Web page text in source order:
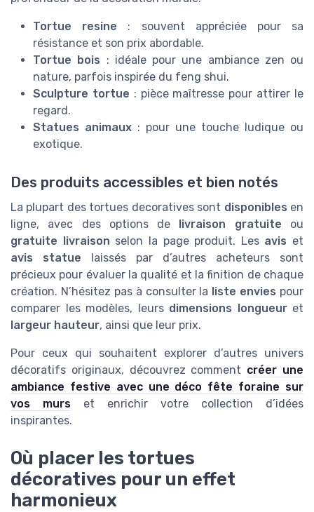
Tortue resine : souvent appréciée pour sa
résistance et son prix abordable.
Tortue bois : idéale pour une ambiance zen ou
nature, parfois inspirée du feng shui.
Sculpture tortue : pièce maîtresse pour attirer le
regard.
Statues animaux : pour une touche ludique ou
exotique.
Des produits accessibles et bien notés
La plupart des tortues decoratives sont disponibles en
ligne, avec des options de livraison gratuite ou
gratuite livraison selon la page produit. Les avis et
avis statue laissés par d’autres acheteurs sont
précieux pour évaluer la qualité et la finition de chaque
création. N’hésitez pas à consulter la liste envies pour
comparer les modèles, leurs dimensions longueuret
largeur hauteur, ainsi que leur prix.
Pour ceux qui souhaitent explorer d’autres univers
décoratifs originaux, découvrez comment créer une
ambiance festive avec une déco fête foraine sur
vos murs et enrichir votre collection d’idées
inspirantes.
Où placer les tortues
décoratives pour un effet
harmonieux